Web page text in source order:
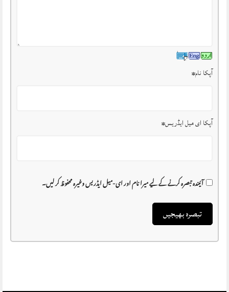
آپکا نام*
آپکا ای میل ایڈریس*
آئیندہ تبصرہ کرنے کے لیے میرا نام اور ای-میل ایڈریس وغیرہ محفوظ کر لیں۔